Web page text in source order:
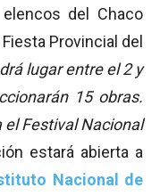
del Chaco
Provincial del
lugar entre el 2 y
15 obras.
Festival Nacional
estará abierta a
Nacional de